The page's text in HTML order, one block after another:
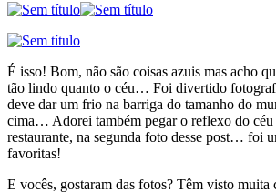
É isso! Bom, não são coisas azuis mas acho
tão lindo quanto o céu… Foi divertido
deve dar um frio na barriga do tamanho do
cima… Adorei também pegar o reflexo do
restaurante, na segunda foto desse post… foi
favoritas!
E vocês, gostaram das fotos? Têm visto muita